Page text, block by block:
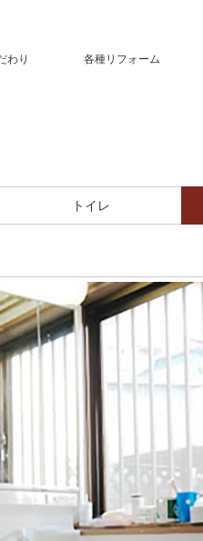
わり 各種リフォーム
トイレ